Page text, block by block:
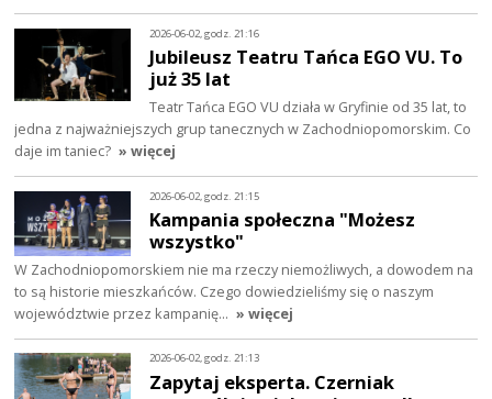
2026-06-02, godz. 21:16
Jubileusz Teatru Tańca EGO VU. To
już 35 lat
Teatr Tańca EGO VU działa w Gryfinie od 35 lat, to
jedna z najważniejszych grup tanecznych w Zachodniopomorskim. Co
daje im taniec? » więcej
2026-06-02, godz. 21:15
Kampania społeczna "Możesz
wszystko"
W Zachodniopomorskiem nie ma rzeczy niemożliwych, a dowodem na
to są historie mieszkańców. Czego dowiedzieliśmy się o naszym
województwie przez kampanię… » więcej
2026-06-02, godz. 21:13
Zapytaj eksperta. Czerniak